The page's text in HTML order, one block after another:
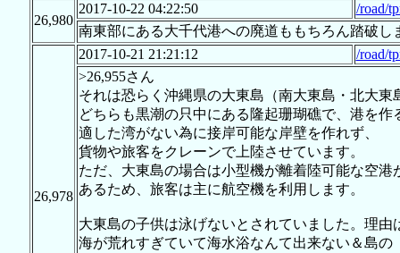
26,980
2017-10-22 04:22:50
/road/
南東部にある大千代港への廃道ももちろん踏破し
26,978
2017-10-21 21:21:12
/road/
>26,955さん
それは恐らく沖縄県の大東島（南大東島・北大東
どちらも黒潮の只中にある隆起珊瑚礁で、港を作
適した湾がない為に接岸可能な岸壁を作れず、
貨物や旅客をクレーンで上陸させています。
ただ、大東島の場合は小型機が離着陸可能な空港
あるため、旅客は主に航空機を利用します。
大東島の子供は泳げないとされていました。理由
海が荒れすぎていて海水浴なんて出来ない＆島の